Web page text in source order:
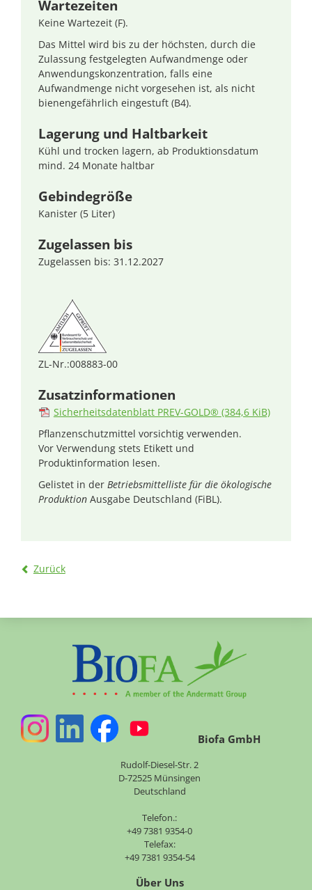
Wartezeiten
Keine Wartezeit (F).
Das Mittel wird bis zu der höchsten, durch die
Zulassung festgelegten Aufwandmenge oder
Anwendungskonzentration, falls eine
Aufwandmenge nicht vorgesehen ist, als nicht
bienengefährlich eingestuft (B4).
Lagerung und Haltbarkeit
Kühl und trocken lagern, ab Produktionsdatum
mind. 24 Monate haltbar
Gebindegröße
Kanister (5 Liter)
Zugelassen bis
Zugelassen bis: 31.12.2027
ZL-Nr.:008883-00
Zusatzinformationen
Sicherheitsdatenblatt PREV-GOLD® (384,6 KiB)
Pflanzenschutzmittel vorsichtig verwenden.
Vor Verwendung stets Etikett und
Produktinformation lesen.
Gelistet in der Betriebsmittelliste für die ökologische
ProduktionAusgabe Deutschland (FiBL).
Zurück
Biofa GmbH
Rudolf-Diesel-Str. 2
D-72525 Münsingen
Deutschland
Telefon.:
+49 7381 9354-0
Telefax:
+49 7381 9354-54
Über Uns